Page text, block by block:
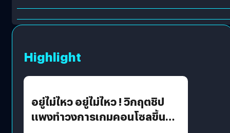
Highlight
อยู่ไม่ไหว อยู่ไม่ไหว ! วิกฤตชิป
แพงทำวงการเกมคอนโซลขึ้น